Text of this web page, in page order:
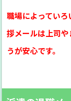
職場によってい
拶メールは上司
うが安心です。